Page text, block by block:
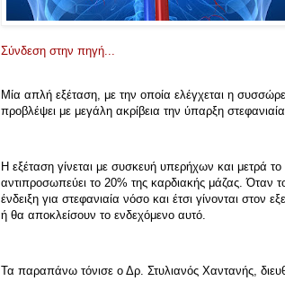
Σύνδεση στην πηγή...
Μία απλή εξέταση, με την οποία ελέγχεται η
προβλέψει με μεγάλη ακρίβεια την ύπαρξη
Η εξέταση γίνεται με συσκευή υπερήχων και μετρά
αντιπροσωπεύει το 20% της καρδιακής μάζας. Όταν
ένδειξη για στεφανιαία νόσο και έτσι γίνονται στον
ή θα αποκλείσουν το ενδεχόμενο αυτό.
Τα παραπάνω τόνισε ο Δρ. Στυλιανός Χαντανής,